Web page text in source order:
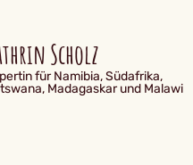
Scholz
für Namibia, Südafrika,
Madagaskar und Malawi